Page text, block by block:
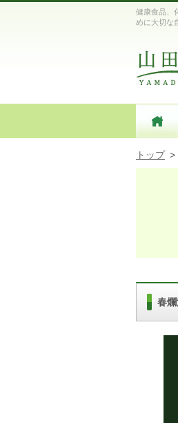
健康食品、
めに大切な
トップ >
春爛